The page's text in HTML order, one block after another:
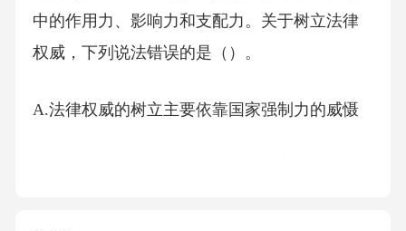
中的作用力、影响力和支配力。关于树立法律
权威，下列说法错误的是（）。
A.法律权威的树立主要依靠国家强制力的威慑